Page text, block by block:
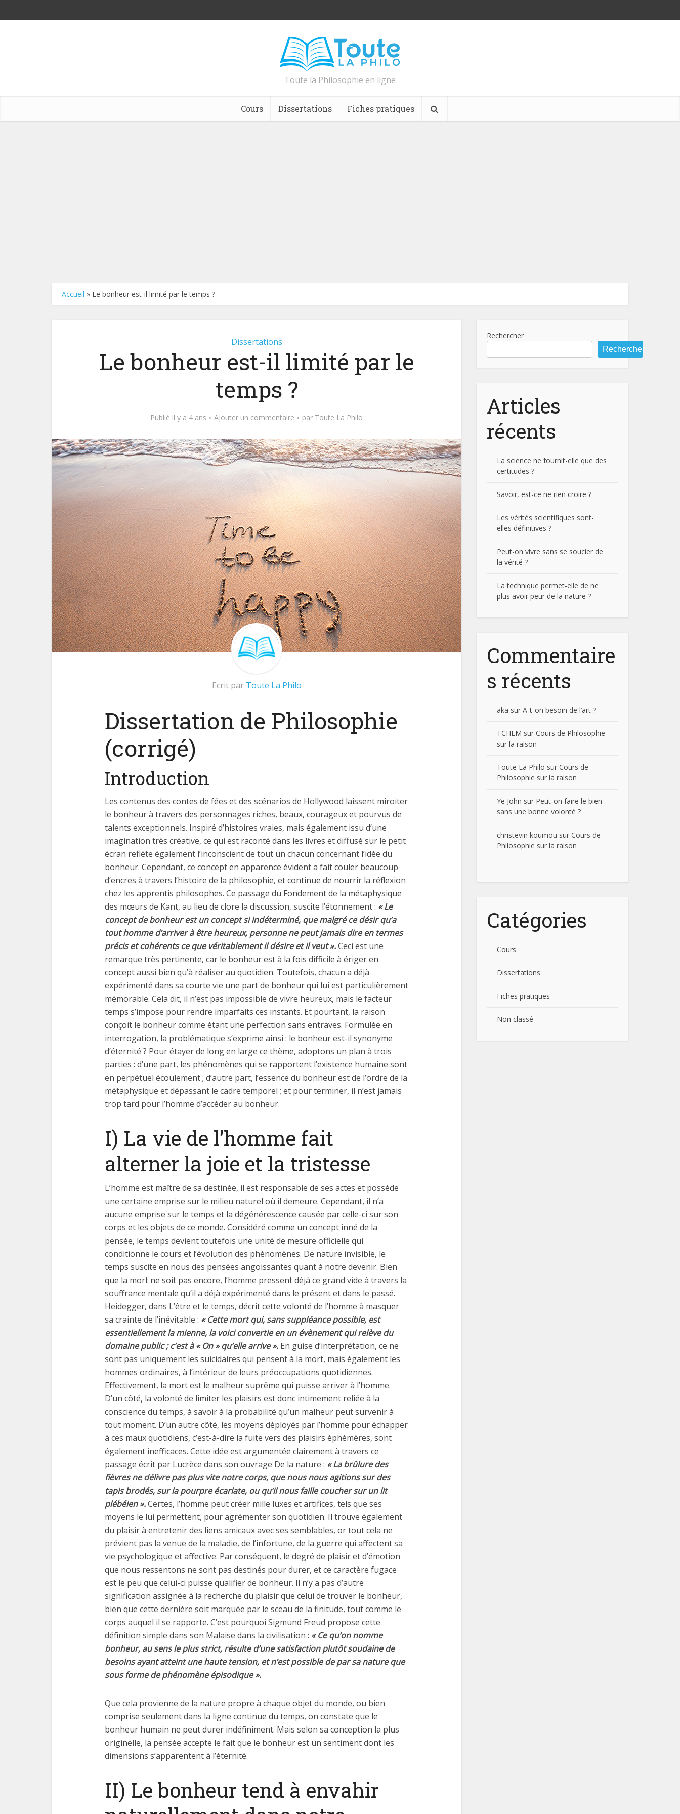
Toute la Philosophie en ligne
Cours Dissertations Fiches pratiques
Accueil » Le bonheur est-il limité par le temps ?
Dissertations
Le bonheur est-il limité par le
temps ?
Publié il y a 4 ans Ajouter un commentaire par Toute La Philo
Ecrit par Toute La Philo
Dissertation de Philosophie
(corrigé)
Introduction
Les contenus des contes de fées et des scénarios de Hollywood laissent miroiter
le bonheur à travers des personnages riches, beaux, courageux et pourvus de
talents exceptionnels. Inspiré d’histoires vraies, mais également issu d’une
imagination très créative, ce qui est raconté dans les livres et diffusé sur le petit
écran reflète également l’inconscient de tout un chacun concernant l’idée du
bonheur. Cependant, ce concept en apparence évident a fait couler beaucoup
d’encres à travers l’histoire de la philosophie, et continue de nourrir la réflexion
chez les apprentis philosophes. Ce passage du Fondement de la métaphysique
des mœurs de Kant, au lieu de clore la discussion, suscite l’étonnement : « Le
concept de bonheur est un concept si indéterminé, que malgré ce désir qu’a
tout homme d’arriver à être heureux, personne ne peut jamais dire en termes
précis et cohérents ce que véritablement il désire et il veut ».Ceci est une
remarque très pertinente, car le bonheur est à la fois difficile à ériger en
concept aussi bien qu’à réaliser au quotidien. Toutefois, chacun a déjà
expérimenté dans sa courte vie une part de bonheur qui lui est particulièrement
mémorable. Cela dit, il n’est pas impossible de vivre heureux, mais le facteur
temps s’impose pour rendre imparfaits ces instants. Et pourtant, la raison
conçoit le bonheur comme étant une perfection sans entraves. Formulée en
interrogation, la problématique s’exprime ainsi : le bonheur est-il synonyme
d’éternité ? Pour étayer de long en large ce thème, adoptons un plan à trois
parties : d’une part, les phénomènes qui se rapportent l’existence humaine sont
en perpétuel écoulement ; d’autre part, l’essence du bonheur est de l’ordre de la
métaphysique et dépassant le cadre temporel ; et pour terminer, il n’est jamais
trop tard pour l’homme d’accéder au bonheur.
I) La vie de l’homme fait
alterner la joie et la tristesse
L’homme est maître de sa destinée, il est responsable de ses actes et possède
une certaine emprise sur le milieu naturel où il demeure. Cependant, il n’a
aucune emprise sur le temps et la dégénérescence causée par celle-ci sur son
corps et les objets de ce monde. Considéré comme un concept inné de la
pensée, le temps devient toutefois une unité de mesure officielle qui
conditionne le cours et l’évolution des phénomènes. De nature invisible, le
temps suscite en nous des pensées angoissantes quant à notre devenir. Bien
que la mort ne soit pas encore, l’homme pressent déjà ce grand vide à travers la
souffrance mentale qu’il a déjà expérimenté dans le présent et dans le passé.
Heidegger, dans L’être et le temps, décrit cette volonté de l’homme à masquer
sa crainte de l’inévitable : « Cette mort qui, sans suppléance possible, est
essentiellement la mienne, la voici convertie en un évènement qui relève du
domaine public ; c’est à « On » qu’elle arrive ». En guise d’interprétation, ce ne
sont pas uniquement les suicidaires qui pensent à la mort, mais également les
hommes ordinaires, à l’intérieur de leurs préoccupations quotidiennes.
Effectivement, la mort est le malheur suprême qui puisse arriver à l’homme.
D’un côté, la volonté de limiter les plaisirs est donc intimement reliée à la
conscience du temps, à savoir à la probabilité qu’un malheur peut survenir à
tout moment. D’un autre côté, les moyens déployés par l’homme pour échapper
à ces maux quotidiens, c’est-à-dire la fuite vers des plaisirs éphémères, sont
également inefficaces. Cette idée est argumentée clairement à travers ce
passage écrit par Lucrèce dans son ouvrage De la nature : « La brûlure des
fièvres ne délivre pas plus vite notre corps, que nous nous agitions sur des
tapis brodés, sur la pourpre écarlate, ou qu’il nous faille coucher sur un lit
plébéien ».Certes, l’homme peut créer mille luxes et artifices, tels que ses
moyens le lui permettent, pour agrémenter son quotidien. Il trouve également
du plaisir à entretenir des liens amicaux avec ses semblables, or tout cela ne
prévient pas la venue de la maladie, de l’infortune, de la guerre qui affectent sa
vie psychologique et affective. Par conséquent, le degré de plaisir et d’émotion
que nous ressentons ne sont pas destinés pour durer, et ce caractère fugace
est le peu que celui-ci puisse qualifier de bonheur. Il n’y a pas d’autre
signification assignée à la recherche du plaisir que celui de trouver le bonheur,
bien que cette dernière soit marquée par le sceau de la finitude, tout comme le
corps auquel il se rapporte. C’est pourquoi Sigmund Freud propose cette
définition simple dans son Malaise dans la civilisation : « Ce qu’on nomme
bonheur, au sens le plus strict, résulte d’une satisfaction plutôt soudaine de
besoins ayant atteint une haute tension, et n’est possible de par sa nature que
sous forme de phénomène épisodique ».
Que cela provienne de la nature propre à chaque objet du monde, ou bien
comprise seulement dans la ligne continue du temps, on constate que le
bonheur humain ne peut durer indéfiniment. Mais selon sa conception la plus
originelle, la pensée accepte le fait que le bonheur est un sentiment dont les
dimensions s’apparentent à l’éternité.
II) Le bonheur tend à envahir
Rechercher
Rechercher
Articles
récents
La science ne fournit-elle que des
certitudes ?
Savoir, est-ce ne rien croire ?
Les vérités scientifiques sont-
elles définitives ?
Peut-on vivre sans se soucier de
la vérité ?
La technique permet-elle de ne
plus avoir peur de la nature ?
Commentaire
s récents
aka sur A-t-on besoin de l’art ?
TCHEM sur Cours de Philosophie
sur la raison
Toute La Philo sur Cours de
Philosophie sur la raison
Ye John sur Peut-on faire le bien
sans une bonne volonté ?
christevin koumou sur Cours de
Philosophie sur la raison
Catégories
Cours
Dissertations
Fiches pratiques
Non classé